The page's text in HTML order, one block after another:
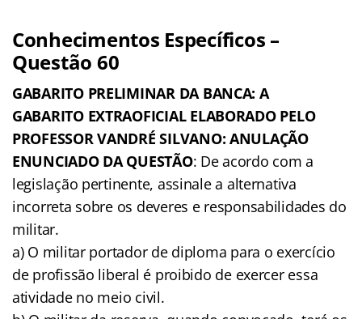
Conhecimentos Específicos –
Questão 60
GABARITO PRELIMINAR DA BANCA: A
GABARITO EXTRAOFICIAL ELABORADO PELO
PROFESSOR VANDRÉ SILVANO: ANULAÇÃO
ENUNCIADO DA QUESTÃO: De acordo com a
legislação pertinente, assinale a alternativa
incorreta sobre os deveres e responsabilidades do
militar.
a) O militar portador de diploma para o exercício
de profissão liberal é proibido de exercer essa
atividade no meio civil.